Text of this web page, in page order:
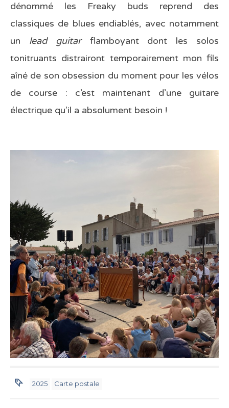
dénommé les Freaky buds reprend des
classiques de blues endiablés, avec notamment
un lead guitarflamboyant dont les solos
tonitruants distrairont temporairement mon fils
aîné de son obsession du moment pour les vélos
de course : c’est maintenant d’une guitare
électrique qu’il a absolument besoin !
2025 Carte postale